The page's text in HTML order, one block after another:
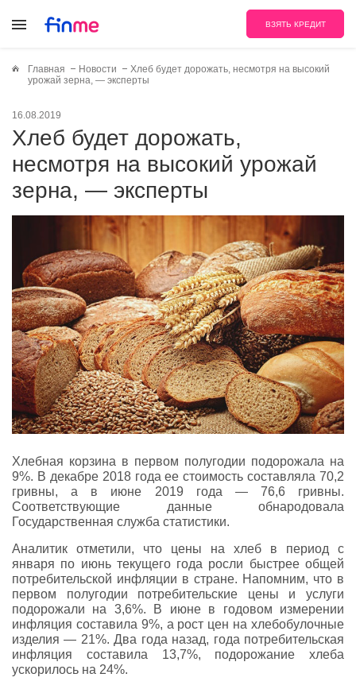
ВЗЯТЬ КРЕДИТ
Главная Новости
Хлеб будет дорожать, несмотря на высокий
урожай зерна, — эксперты
16.08.2019
Хлеб будет дорожать,
несмотря на высокий урожай
зерна, — эксперты
Хлебная корзина в первом полугодии подорожала на
9%. В декабре 2018 года ее стоимость составляла 70,2
гривны, а в июне 2019 года — 76,6 гривны.
Соответствующие данные обнародовала
Государственная служба статистики.
Аналитик отметили, что цены на хлеб в период с
января по июнь текущего года росли быстрее общей
потребительской инфляции в стране. Напомним, что в
первом полугодии потребительские цены и услуги
подорожали на 3,6%. В июне в годовом измерении
инфляция составила 9%, а рост цен на хлебобулочные
изделия — 21%. Два года назад, года потребительская
инфляция составила 13,7%, подорожание хлеба
ускорилось на 24%.